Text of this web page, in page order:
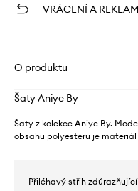
VRÁCENÍ A
O produktu
Šaty Aniye By
Šaty z kolekce Aniye By.
obsahu polyesteru je
- Přiléhavý střih